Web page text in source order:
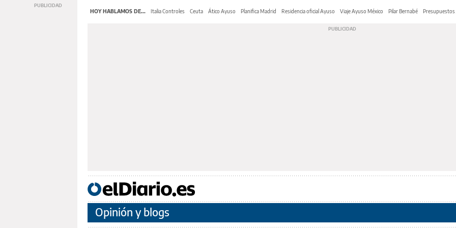
HOY HABLAMOS DE... Italia Controles Ceuta Ático Ayuso Planifica Madrid Residencia oficial Ayuso Viaje Ayuso México Pilar Bernabé Presupuestos
Opinión y blogs